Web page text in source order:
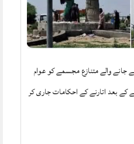
جانے والے متنازع مجسمے کو عوام
کے بعد اتارنے کے احکامات جاری کر